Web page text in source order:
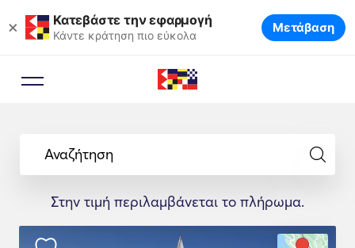
× Κατεβάστε την εφαρμογή
Κάντε κράτηση πιο εύκολα Μετάβαση
Αναζήτηση
Στην τιμή περιλαμβάνεται το πλήρωμα.